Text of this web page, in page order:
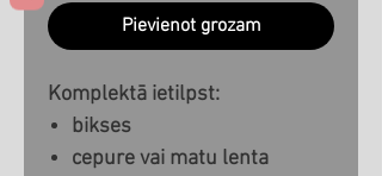
Pievienot grozam
Komplektā ietilpst:
bikses
cepure vai matu lenta